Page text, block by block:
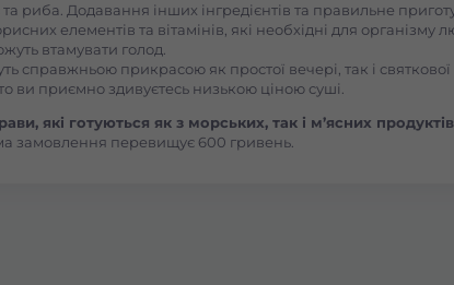
Броди
Буча
Вараш
риба. Додавання інших інгредієнтів та правильне
елементів та вітамінів, які необхідні для організму
втамувати голод.
прикрасою як простої вечері, так і святкової
ви приємно здивуєтесь низькою ціною суші.
які готуються як з морських, так і м’ясних
замовлення перевищує 600 гривень.